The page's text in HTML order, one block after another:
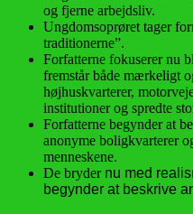
og fjerne arbejdsliv.
Ungdomsoprøret tager
traditionerne”.
Forfatterne fokuserer nu
fremstår både mærkeligt
højhuskvarterer,
institutioner og spredte
Forfatterne begynder at
anonyme boligkvarterer
menneskene.
De brydernu med
begynder at beskrive